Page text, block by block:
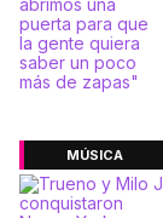
MÚSICA